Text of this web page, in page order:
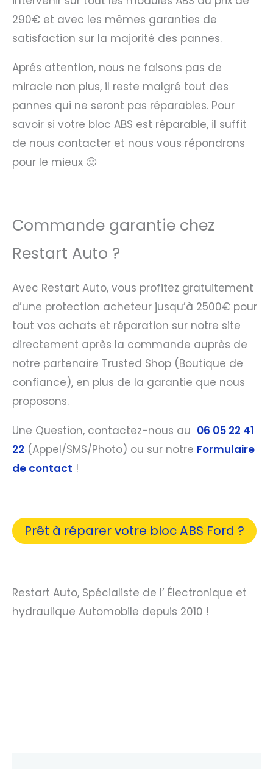
290€ et avec les mêmes garanties de
satisfaction sur la majorité des pannes.
Aprés attention, nous ne faisons pas de
miracle non plus, il reste malgré tout des
pannes qui ne seront pas réparables. Pour
savoir si votre bloc ABS est réparable, il suffit
de nous contacter et nous vous répondrons
pour le mieux 🙂
Commande garantie chez
Restart Auto ?
Avec Restart Auto, vous profitez gratuitement
d’une protection acheteur jusqu’à 2500€ pour
tout vos achats et réparation sur notre site
directement après la commande auprès de
notre partenaire Trusted Shop (Boutique de
confiance), en plus de la garantie que nous
proposons.
Une Question, contactez-nous au 06 05 22 41
22 (Appel/SMS/Photo) ou sur notre Formulaire
de contact !
Prêt à réparer votre bloc ABS Ford ?
Restart Auto, Spécialiste de l’ Électronique et
hydraulique Automobile depuis 2010 !